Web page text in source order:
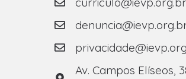
Av. Campos Elíseos,